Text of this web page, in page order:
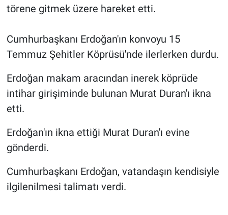
törene gitmek üzere hareket etti.
Cumhurbaşkanı Erdoğan'ın konvoyu 15
Temmuz Şehitler Köprüsü'nde ilerlerken durdu.
Erdoğan makam aracından inerek köprüde
intihar girişiminde bulunan Murat Duran'ı ikna
etti.
Erdoğan'ın ikna ettiği Murat Duran'ı evine
gönderdi.
Cumhurbaşkanı Erdoğan, vatandaşın kendisiyle
ilgilenilmesi talimatı verdi.